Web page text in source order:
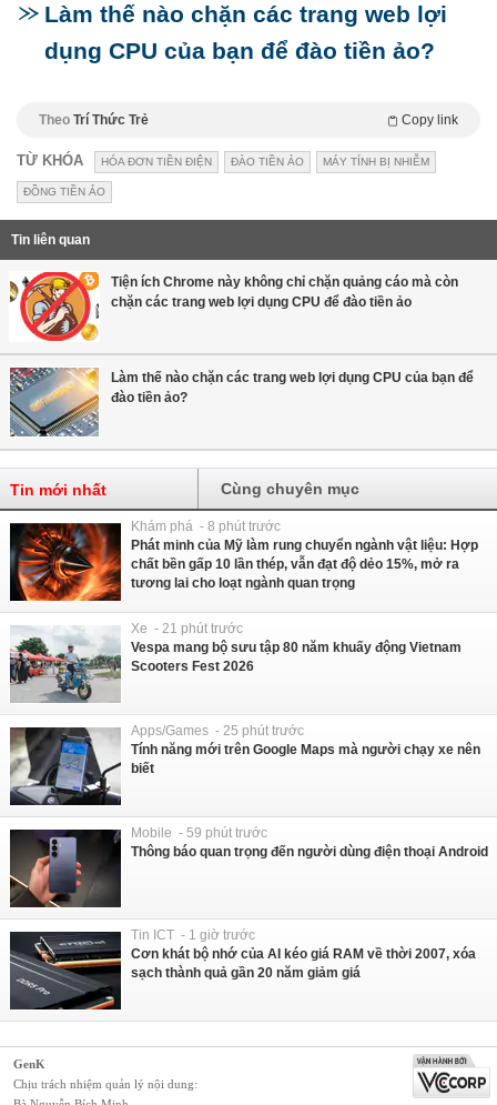
Làm thế nào chặn các trang web lợi
dụng CPU của bạn để đào tiền ảo?
Theo Trí Thức Trẻ Copy link
TỪ KHÓA HÓA ĐƠN TIỀN ĐIỆN ĐÀO TIỀN ẢO MÁY TÍNH BỊ NHIỄM
ĐỒNG TIỀN ẢO
Tin liên quan
Tiện ích Chrome này không chỉ chặn quảng cáo mà còn
chặn các trang web lợi dụng CPU để đào tiền ảo
Làm thế nào chặn các trang web lợi dụng CPU của bạn để
đào tiền ảo?
Tin mới nhất Cùng chuyên mục
Khám phá - 8 phút trước
Phát minh của Mỹ làm rung chuyển ngành vật liệu: Hợp
chất bền gấp 10 lần thép, vẫn đạt độ dẻo 15%, mở ra
tương lai cho loạt ngành quan trọng
Xe - 21 phút trước
Vespa mang bộ sưu tập 80 năm khuấy động Vietnam
Scooters Fest 2026
Apps/Games - 25 phút trước
Tính năng mới trên Google Maps mà người chạy xe nên
biết
Mobile - 59 phút trước
Thông báo quan trọng đến người dùng điện thoại Android
Tin ICT - 1 giờ trước
Cơn khát bộ nhớ của AI kéo giá RAM về thời 2007, xóa
sạch thành quả gần 20 năm giảm giá
GenK
Chịu trách nhiệm quản lý nội dung: